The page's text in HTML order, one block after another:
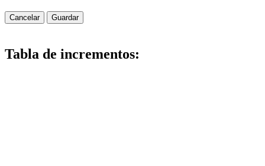
Cancelar Guardar
Tabla de incrementos: